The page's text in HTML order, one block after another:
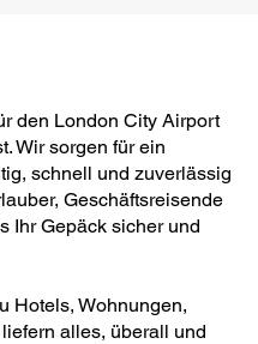
den London City Airport
Wir sorgen für ein
schnell und zuverlässig
Geschäftsreisende
Ihr Gepäck sicher und
Hotels, Wohnungen,
alles, überall und